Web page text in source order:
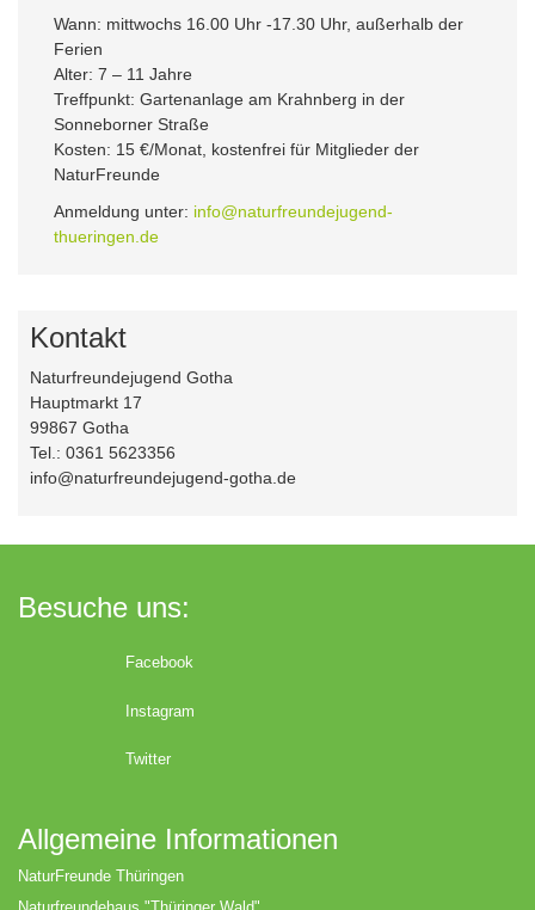
Wann: mittwochs 16.00 Uhr -17.30 Uhr, außerhalb der
Ferien
Alter: 7 – 11 Jahre
Treffpunkt: Gartenanlage am Krahnberg in der
Sonneborner Straße
Kosten: 15 €/Monat, kostenfrei für Mitglieder der
NaturFreunde
Anmeldung unter: info@naturfreundejugend-
thueringen.de
Kontakt
Naturfreundejugend Gotha
Hauptmarkt 17
99867 Gotha
Tel.: 0361 5623356
info@naturfreundejugend-gotha.de
Besuche uns:
Facebook
Instagram
Twitter
Allgemeine Informationen
NaturFreunde Thüringen
Naturfreundehaus "Thüringer Wald"